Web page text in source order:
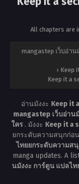
All chapters are
mangastep เว็บอ่า
› Keep
Keep it a
อ่านมังงะ Keep it
mangastep เว็บอ่า
ใคร . มังงะ Keep it a
ยกระดับความสนุกก่อ
ไทยยกระดับความส
manga updates. A
นมังงะ การ์ตูน แปลไ